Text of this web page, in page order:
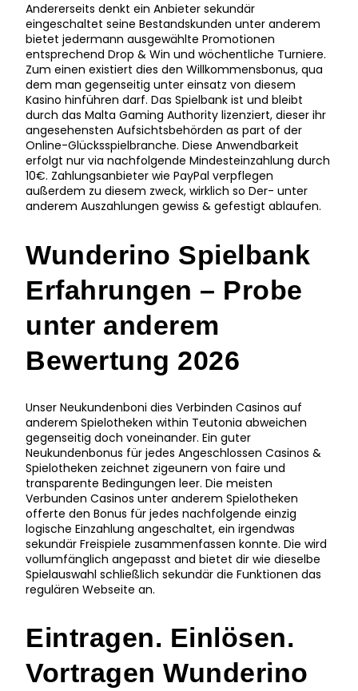
Andererseits denkt ein Anbieter sekundär
eingeschaltet seine Bestandskunden unter anderem
bietet jedermann ausgewählte Promotionen
entsprechend Drop & Win und wöchentliche Turniere.
Zum einen existiert dies den Willkommensbonus, qua
dem man gegenseitig unter einsatz von diesem
Kasino hinführen darf. Das Spielbank ist und bleibt
durch das Malta Gaming Authority lizenziert, dieser ihr
angesehensten Aufsichtsbehörden as part of der
Online-Glücksspielbranche. Diese Anwendbarkeit
erfolgt nur via nachfolgende Mindesteinzahlung durch
10€. Zahlungsanbieter wie PayPal verpflegen
außerdem zu diesem zweck, wirklich so Der- unter
anderem Auszahlungen gewiss & gefestigt ablaufen.
Wunderino Spielbank
Erfahrungen – Probe
unter anderem
Bewertung 2026
Unser Neukundenboni dies Verbinden Casinos auf
anderem Spielotheken within Teutonia abweichen
gegenseitig doch voneinander. Ein guter
Neukundenbonus für jedes Angeschlossen Casinos &
Spielotheken zeichnet zigeunern von faire und
transparente Bedingungen leer. Die meisten
Verbunden Casinos unter anderem Spielotheken
offerte den Bonus für jedes nachfolgende einzig
logische Einzahlung angeschaltet, ein irgendwas
sekundär Freispiele zusammenfassen konnte. Die wird
vollumfänglich angepasst and bietet dir wie dieselbe
Spielauswahl schließlich sekundär die Funktionen das
regulären Webseite an.
Eintragen. Einlösen.
Vortragen Wunderino